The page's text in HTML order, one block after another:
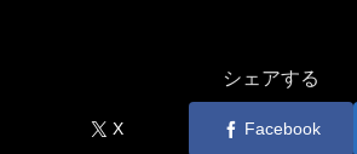
シェアする
X Facebook